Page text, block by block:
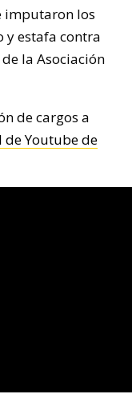
imputaron los
y estafa contra
la Asociación
de cargos a
de Youtube de